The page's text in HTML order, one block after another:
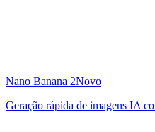
Nano Banana 2Novo
Geração rápida de imagens IA